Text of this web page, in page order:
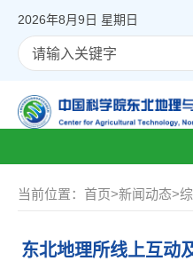
2026年8月9日 星期日
当前位置： 首页>新闻动态>
东北地理所线上互动